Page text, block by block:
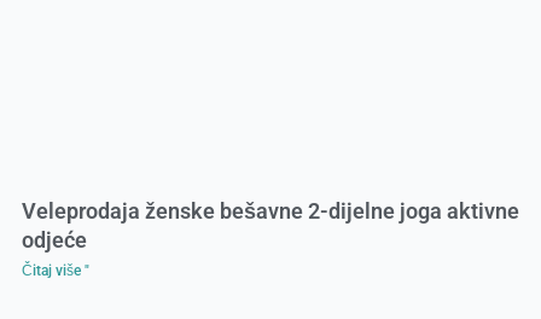
Veleprodaja ženske bešavne 2-dijelne joga aktivne
odjeće
Čitaj više "